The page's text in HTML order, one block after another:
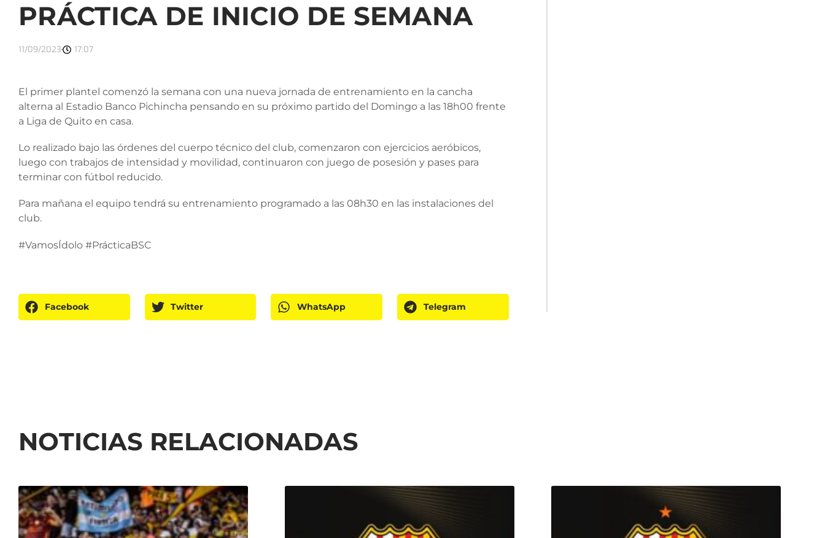
PRÁCTICA DE INICIO DE SEMANA
11/09/2023 17:07
El primer plantel comenzó la semana con una nueva jornada de entrenamiento en la cancha
alterna al Estadio Banco Pichincha pensando en su próximo partido del Domingo a las 18h00 frente
a Liga de Quito en casa.
Lo realizado bajo las órdenes del cuerpo técnico del club, comenzaron con ejercicios aeróbicos,
luego con trabajos de intensidad y movilidad, continuaron con juego de posesión y pases para
terminar con fútbol reducido.
Para mañana el equipo tendrá su entrenamiento programado a las 08h30 en las instalaciones del
club.
#VamosÍdolo #PrácticaBSC
Facebook Twitter WhatsApp Telegram
NOTICIAS RELACIONADAS